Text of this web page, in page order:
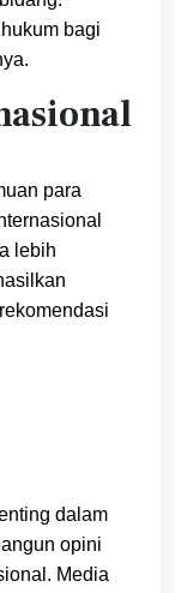
bagi
para
lebih
dalam
opini
Media